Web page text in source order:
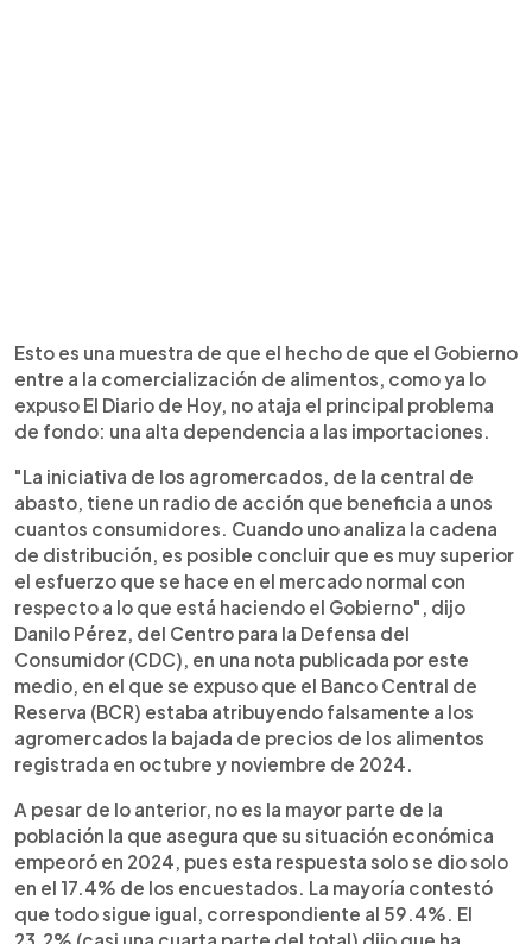
Esto es una muestra de que el hecho de que el Gobierno
entre a la comercialización de alimentos, como ya lo
expuso El Diario de Hoy, no ataja el principal problema
de fondo: una alta dependencia a las importaciones.
"La iniciativa de los agromercados, de la central de
abasto, tiene un radio de acción que beneficia a unos
cuantos consumidores. Cuando uno analiza la cadena
de distribución, es posible concluir que es muy superior
el esfuerzo que se hace en el mercado normal con
respecto a lo que está haciendo el Gobierno", dijo
Danilo Pérez, del Centro para la Defensa del
Consumidor (CDC), en una nota publicada por este
medio, en el que se expuso que el Banco Central de
Reserva (BCR) estaba atribuyendo falsamente a los
agromercados la bajada de precios de los alimentos
registrada en octubre y noviembre de 2024.
A pesar de lo anterior, no es la mayor parte de la
población la que asegura que su situación económica
empeoró en 2024, pues esta respuesta solo se dio solo
en el 17.4% de los encuestados. La mayoría contestó
que todo sigue igual, correspondiente al 59.4%. El